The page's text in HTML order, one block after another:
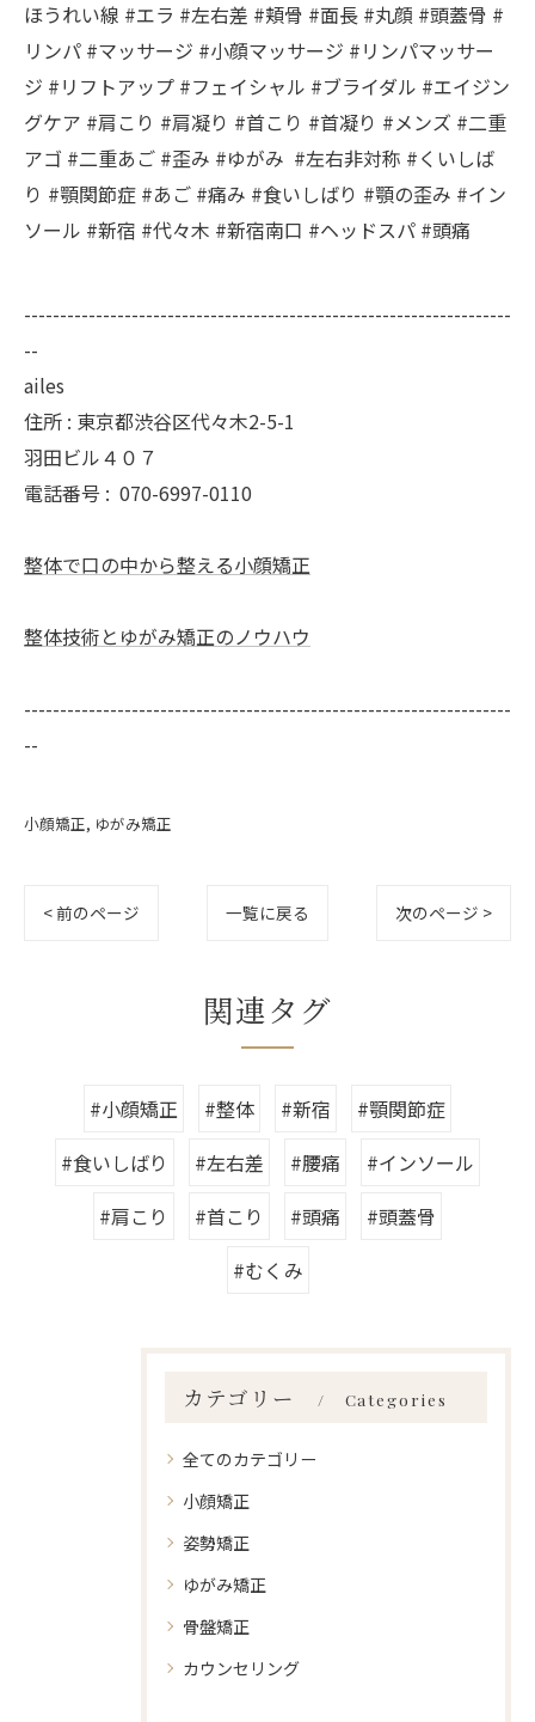
ほうれい線 #エラ #左右差 #頬骨 #面長 #丸顔 #頭蓋骨 #
リンパ #マッサージ #小顔マッサージ #リンパマッサー
ジ #リフトアップ #フェイシャル #ブライダル #エイジン
グケア #肩こり #肩凝り #首こり #首凝り #メンズ #二重
アゴ #二重あご #歪み #ゆがみ #左右非対称 #くいしば
り #顎関節症 #あご #痛み #食いしばり #顎の歪み #イン
ソール #新宿 #代々木 #新宿南口 #ヘッドスパ #頭痛
--------------------------------------------------------------------
--
ailes
住所 : 東京都渋谷区代々木2-5-1
羽田ビル４０７
電話番号 : 070-6997-0110
整体で口の中から整える小顔矯正
整体技術とゆがみ矯正のノウハウ
--------------------------------------------------------------------
--
小顔矯正 ゆがみ矯正
< 前のページ 一覧に戻る 次のページ >
関連タグ
#小顔矯正 #整体 #新宿
#顎関節症
#食いしばり
#左右差 #腰痛
#インソール
#肩こり
#首こり #頭痛
#頭蓋骨
#むくみ
カテゴリー Categories
全てのカテゴリー
小顔矯正
姿勢矯正
ゆがみ矯正
骨盤矯正
カウンセリング